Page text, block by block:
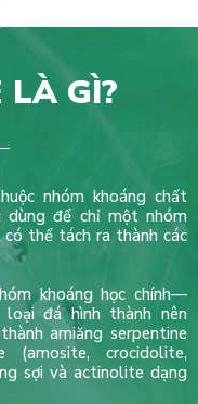
LÀ GÌ?
nhóm khoáng chất
dùng để chỉ một nhóm
thể tách ra thành các
khoáng học chính—
đá hình thành nên
amiăng serpentine
(amosite, crocidolite,
sợi và actinolite dạng